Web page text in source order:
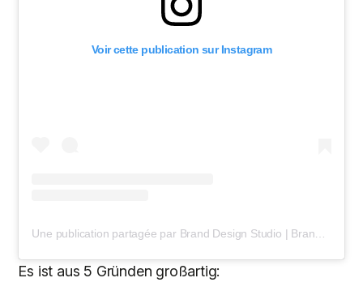
Voir cette publication sur Instagram
Es ist aus 5 Gründen großartig: